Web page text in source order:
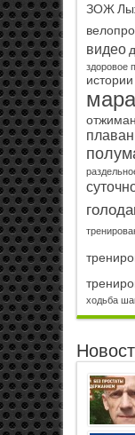
ЗОЖ
видео
здоровое
ходьба